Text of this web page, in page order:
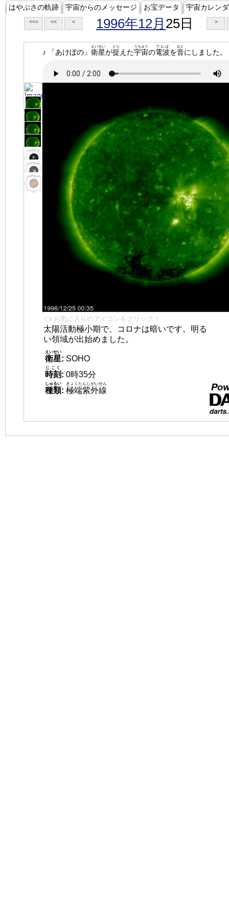
はやぶさの軌跡 宇宙からのメッセージ お宝データ 宇宙カレン
<<< << < 1996年12月 25日 >
♪ 「あけぼの」 衛星
えいせい
が捉
とら
えた宇宙
うちゅう
の電波
でんぱ
を音
おと
にしました。
👈 お気に入りのアイコンをクリック！
太陽活動極小期で、コロナは暗いです。明る
い領域が出始めました。
衛星
えいせい
: SOHO
時刻
じこく
: 0時35分
種類
しゅるい
: 極端紫外線
きょくたんしがいせん